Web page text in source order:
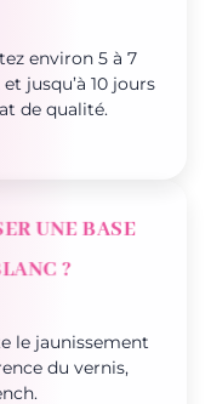
environ 5 à 7
jusqu’à 10 jours
de qualité.
UNE BASE
?
le jaunissement
du vernis,